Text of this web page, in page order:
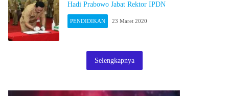
Hadi Prabowo Jabat Rektor IPDN
PENDIDIKAN 23 Maret 2020
Selengkapnya